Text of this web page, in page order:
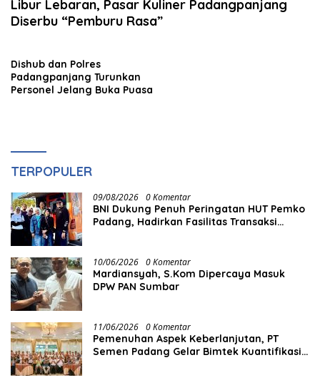
Libur Lebaran, Pasar Kuliner Padangpanjang
Diserbu “Pemburu Rasa”
Dishub dan Polres
Padangpanjang Turunkan
Personel Jelang Buka Puasa
TERPOPULER
09/08/2026 0 Komentar
BNI Dukung Penuh Peringatan HUT Pemko
Padang, Hadirkan Fasilitas Transaksi
10/06/2026 0 Komentar
Mardiansyah, S.Kom Dipercaya Masuk
DPW PAN Sumbar
11/06/2026 0 Komentar
Pemenuhan Aspek Keberlanjutan, PT
Semen Padang Gelar Bimtek Kuantifikasi